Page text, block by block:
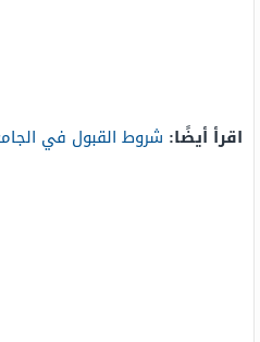
اقرأ أيضًا: شروط القبول في